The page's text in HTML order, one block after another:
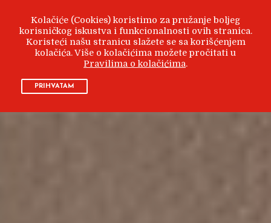
Kolačiće (Cookies) koristimo za pružanje boljeg
korisničkog iskustva i funkcionalnosti ovih stranica.
Koristeći našu stranicu slažete se sa korišćenjem
kolačića. Više o kolačićima možete pročitati u
Pravilima o kolačićima.
PRIHVATAM